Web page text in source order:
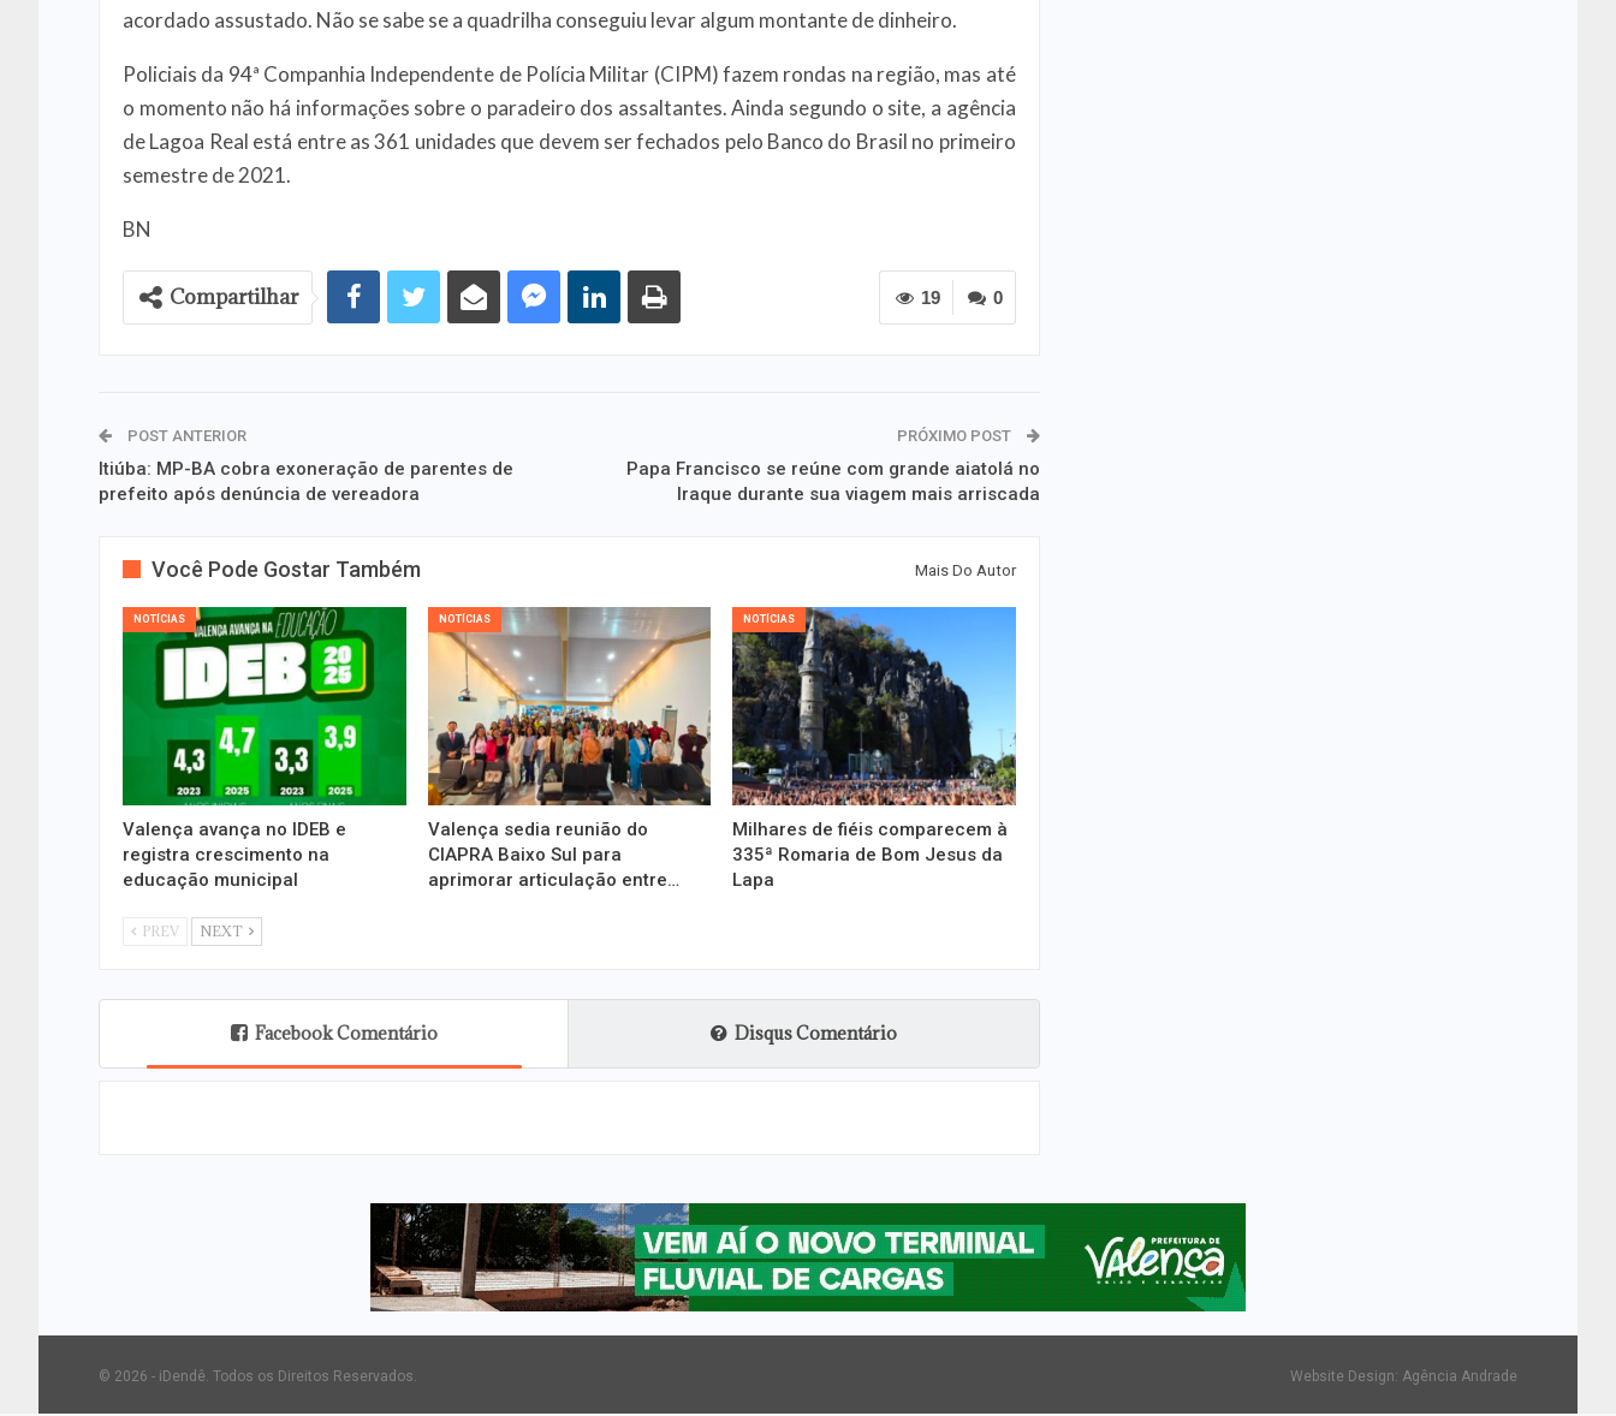
acordado assustado. Não se sabe se a quadrilha conseguiu levar algum montante de dinheiro.
Policiais da 94ª Companhia Independente de Polícia Militar (CIPM) fazem rondas na região, mas até
o momento não há informações sobre o paradeiro dos assaltantes. Ainda segundo o site, a agência
de Lagoa Real está entre as 361 unidades que devem ser fechados pelo Banco do Brasil no primeiro
semestre de 2021.
BN
0
19
Compartilhar
POST ANTERIOR
Itiúba: MP-BA cobra exoneração de parentes de
prefeito após denúncia de vereadora
PRÓXIMO POST
Papa Francisco se reúne com grande aiatolá no
Iraque durante sua viagem mais arriscada
Você Pode Gostar Também Mais Do Autor
NOTÍCIAS
Valença avança no IDEB e
registra crescimento na
educação municipal
NOTÍCIAS
Valença sedia reunião do
CIAPRA Baixo Sul para
aprimorar articulação entre…
NOTÍCIAS
Milhares de fiéis comparecem à
335ª Romaria de Bom Jesus da
Lapa
PREV NEXT
Facebook Comentário Disqus Comentário
© 2026 - iDendê. Todos os Direitos Reservados. Website Design: Agência Andrade